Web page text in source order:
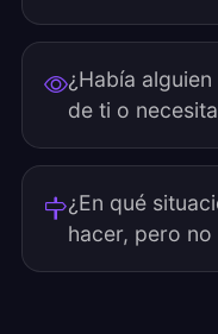
¿Había
de ti o
¿En qué
hacer, pero